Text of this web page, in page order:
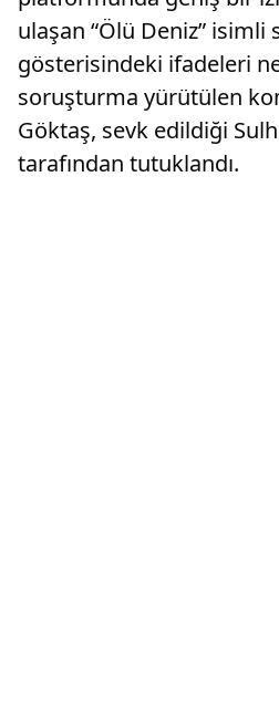
ulaşan “Ölü Deniz” isimli
gösterisindeki ifadeleri
soruşturma yürütülen
Göktaş, sevk edildiği
tarafından tutuklandı.